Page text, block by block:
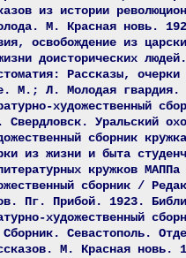
из истории
М. Красная новь.
освобождение из
доисторических
Рассказы,
М.; Л. Молодая
художественный
Свердловск. Уральский
сборник
из жизни и быта
кружков
сборник /
Пг. Прибой. 1923.
художественный
Севастополь.
М. Красная новь.